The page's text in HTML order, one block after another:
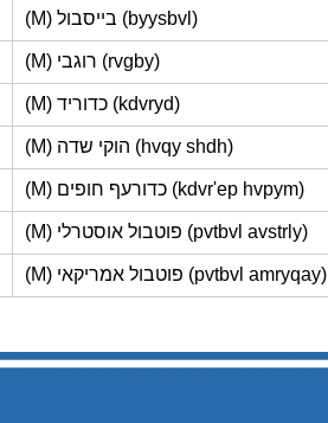
(M) בייסבול (byysbvl)
(M) רוגבי (rvgby)
(M) כדוריד (kdvryd)
(M) הוקי שדה (hvqy shdh)
(M) כדורעף חופים (kdvr'ep hvpym)
(M) פוטבול אוסטרלי (pvtbvl avstrly)
(M) פוטבול אמריקאי (pvtbvl amryqay)